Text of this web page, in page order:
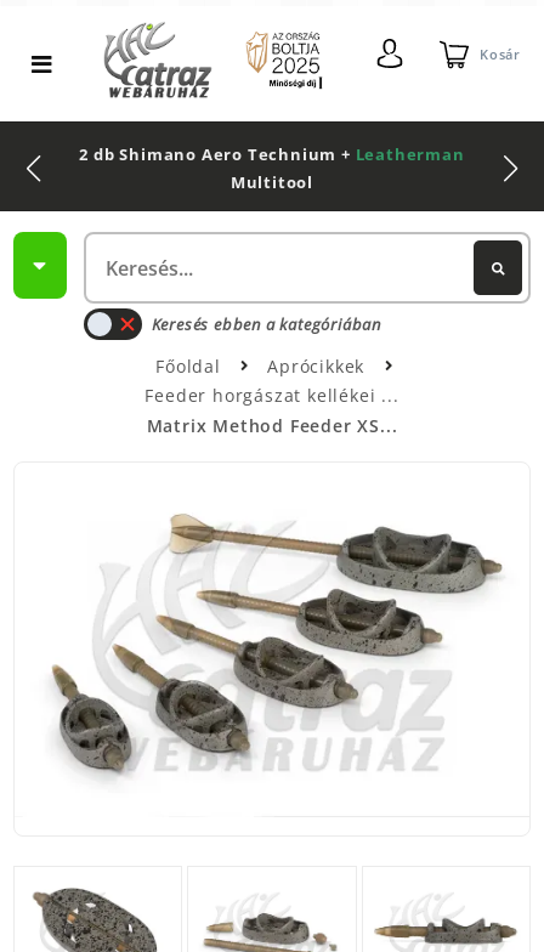
Kosár
2 db Shimano Aero Technium + Leatherman
Multitool
Keresés ebben a kategóriában
Főoldal
Aprócikkek
Feeder horgászat kellékei
Matrix Method Feeder XS...